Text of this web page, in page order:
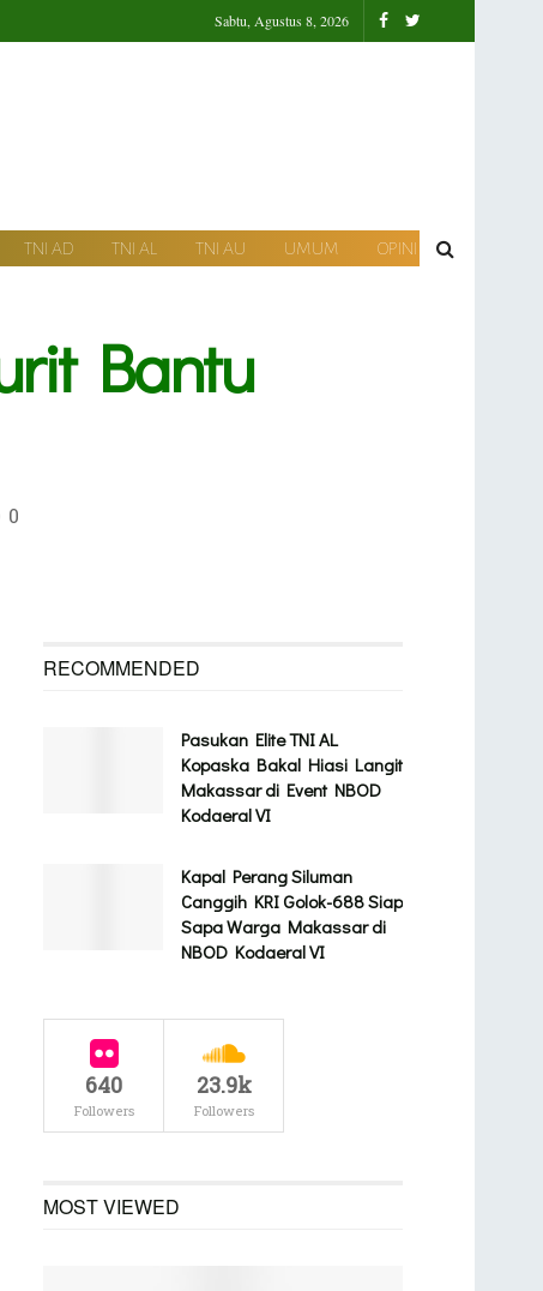
Sabtu, Agustus 8, 2026
TNI AD TNI AL TNI AU UMUM OPINI
Bantu
0
RECOMMENDED
Pasukan Elite TNI AL
Kopaska Bakal Hiasi Langit
Makassar di Event NBOD
Kodaeral VI
Kapal Perang Siluman
Canggih KRI Golok-688 Siap
Sapa Warga Makassar di
NBOD Kodaeral VI
640
Followers
23.9k
Followers
MOST VIEWED